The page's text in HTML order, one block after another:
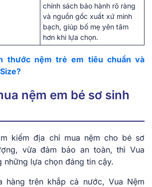
chính sách bảo hành rõ ràng
và nguồn gốc xuất xứ minh
bạch, giúp bố mẹ yên tâm
hơn khi lựa chọn.
thước nệm trẻ em tiêu chuẩn và
nệm em bé sơ sinh
kiếm địa chỉ mua nệm cho bé sơ
vừa đảm bảo an toàn, thì Vua
những lựa chọn đáng tin cậy.
hàng trên khắp cả nước, Vua Nệm